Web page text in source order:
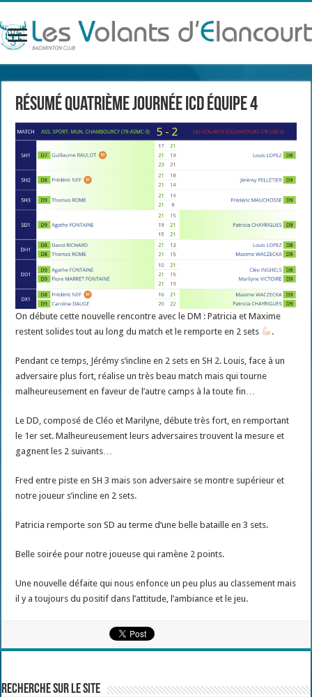
Résumé quatrième journée ICD équipe 4
On débute cette nouvelle rencontre avec le DM : Patricia et Maxime
restent solides tout au long du match et le remporte en 2 sets
.
Pendant ce temps, Jérémy s’incline en 2 sets en SH 2. Louis, face à un
adversaire plus fort, réalise un très beau match mais qui tourne
malheureusement en faveur de l’autre camps à la toute fin…
Le DD, composé de Cléo et Marilyne, débute très fort, en remportant
le 1er set. Malheureusement leurs adversaires trouvent la mesure et
gagnent les 2 suivants…
Fred entre piste en SH 3 mais son adversaire se montre supérieur et
notre joueur s’incline en 2 sets.
Patricia remporte son SD au terme d’une belle bataille en 3 sets.
Belle soirée pour notre joueuse qui ramène 2 points.
Une nouvelle défaite qui nous enfonce un peu plus au classement mais
il y a toujours du positif dans l’attitude, l’ambiance et le jeu.
Recherche sur le site